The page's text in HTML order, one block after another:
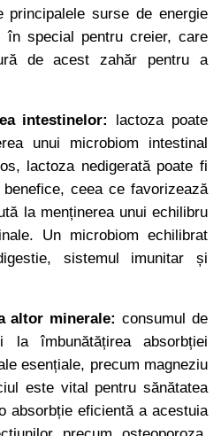
principalele surse de energie
în special pentru creier, care
de acest zahăr pentru a
intestinelor: lactoza poate
unui microbiom intestinal
lactoza nedigerată poate fi
ceea ce favorizează
la menținerea unui echilibru
Un microbiom echilibrat
sistemul imunitar și
altor minerale:consumul de
la îmbunătățirea absorbției
esențiale, precum magneziu
este vital pentru sănătatea
absorbție eficientă a acestuia